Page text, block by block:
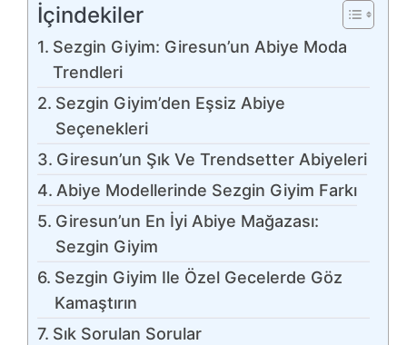
İçindekiler
Sezgin Giyim: Giresun’un Abiye Moda
Trendleri
Sezgin Giyim’den Eşsiz Abiye
Seçenekleri
Giresun’un Şık Ve Trendsetter Abiyeleri
Abiye Modellerinde Sezgin Giyim Farkı
Giresun’un En İyi Abiye Mağazası:
Sezgin Giyim
Sezgin Giyim Ile Özel Gecelerde Göz
Kamaştırın
Sık Sorulan Sorular